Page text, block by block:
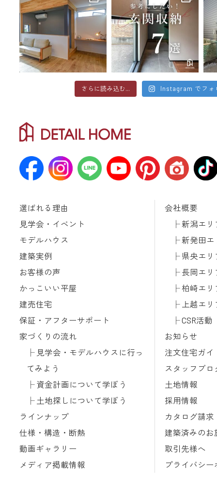
さらに読み込む... Instagram でフォ
選ばれる理由
見学会・イベント
モデルハウス
建築実例
お客様の声
かっこいい平屋
建売住宅
保証・アフターサポート
家づくりの流れ
見学会・モデルハウスに行っ
てみよう
資金計画について学ぼう
土地探しについて学ぼう
ラインナップ
仕様・構造・断熱
動画ギャラリー
メディア掲載情報
会社概要
新潟エリ
新発田エ
県央エリ
長岡エリ
柏崎エリ
上越エリ
CSR活動
お知らせ
注文住宅ガイ
スタッフブロ
土地情報
採用情報
カタログ請求
建築済みのお
取引先様へ
プライバシー